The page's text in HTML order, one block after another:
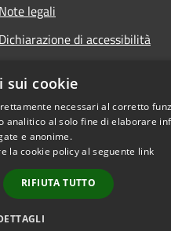
Note legali
Dichiarazione di accessibilità
Copyright © 2026 • Comune di
sui cookie
necessari al corretto
analitico al solo fine di elaborare
e anonime.
la cookie policy al seguente link
RIFIUTA TUTTO